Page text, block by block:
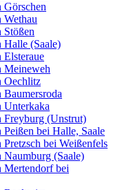
Görschen
Wethau
Stößen
Halle (Saale)
Elsteraue
Meineweh
Oechlitz
Unterkaka
Freyburg (Unstrut)
bei Halle, Saale
bei Weißenfels
(Saale)
Mertendorf bei